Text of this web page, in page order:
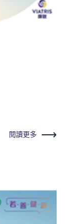
閱讀更多